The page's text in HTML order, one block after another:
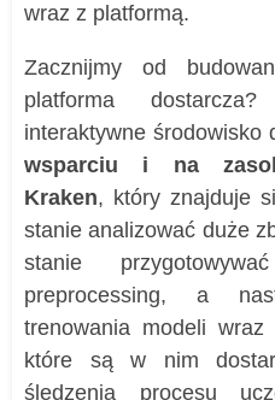
wraz z platformą.
Zacznijmy od
platforma
interaktywne środowisko
wsparciu i na
Kraken, który znajduje
stanie analizować duże
stanie
preprocessing, a
trenowania modeli
które są w nim
śledzenia procesu